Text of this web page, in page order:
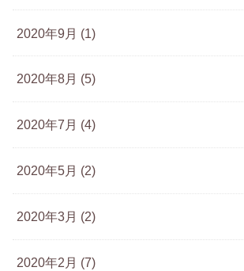
2020年9月 (1)
2020年8月 (5)
2020年7月 (4)
2020年5月 (2)
2020年3月 (2)
2020年2月 (7)